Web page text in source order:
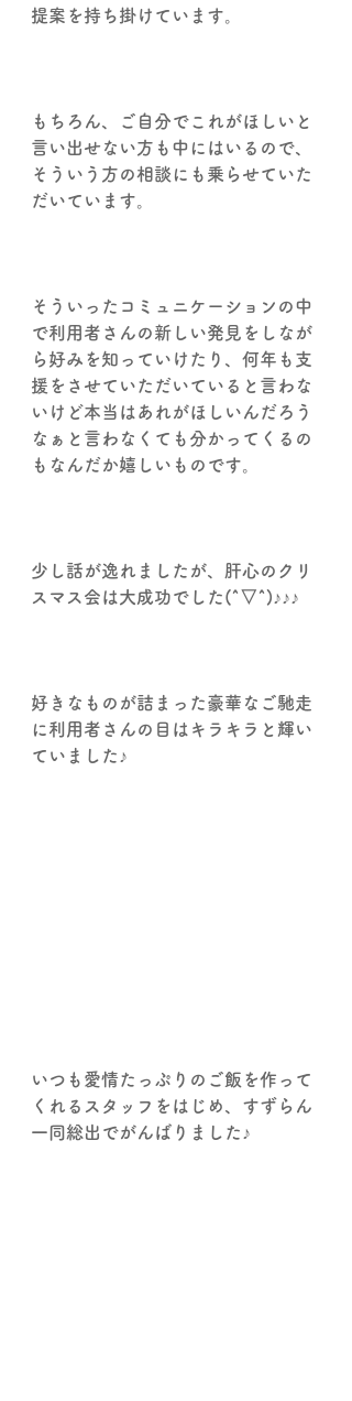
提案を持ち掛けています。
もちろん、ご自分でこれがほしいと
言い出せない方も中にはいるので、
そういう方の相談にも乗らせていた
だいています。
そういったコミュニケーションの中
で利用者さんの新しい発見をしなが
ら好みを知っていけたり、何年も支
援をさせていただいていると言わな
いけど本当はあれがほしいんだろう
なぁと言わなくても分かってくるの
もなんだか嬉しいものです。
少し話が逸れましたが、肝心のクリ
スマス会は大成功でした(^▽^)♪♪♪
好きなものが詰まった豪華なご馳走
に利用者さんの目はキラキラと輝い
ていました♪
いつも愛情たっぷりのご飯を作って
くれるスタッフをはじめ、すずらん
一同総出でがんばりました♪